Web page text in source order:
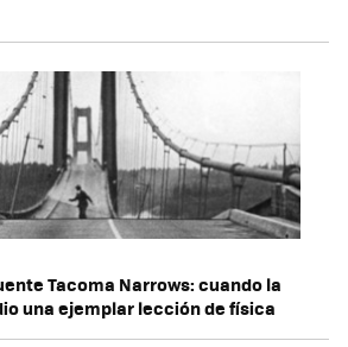
Tacoma Narrows: cuando la
una ejemplar lección de física